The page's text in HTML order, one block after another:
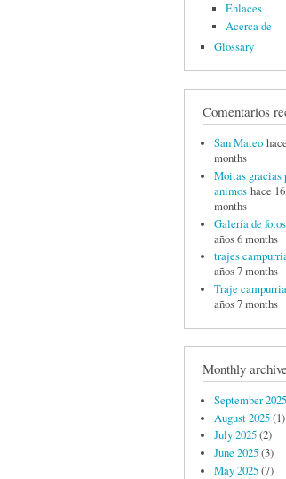
Enlaces
Acerca de
Glossary
Comentarios
San Mateo
months
Moitas gracias
animos hace
months
Galería de fotos
años 6 months
trajes
años 7 months
Traje
años 7 months
Monthly
September 2025
August 2025(1)
July 2025(2)
June 2025(3)
May 2025(7)